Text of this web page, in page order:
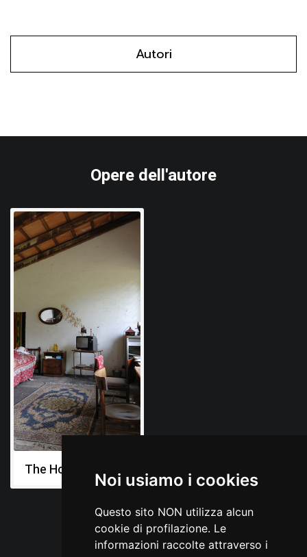
Noi usiamo i cookies
Questo sito NON utilizza alcun
cookie di profilazione. Le
informazioni raccolte attraverso i
Autori
Opere dell'autore
The House